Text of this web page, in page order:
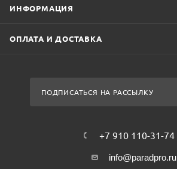
ИНФОРМАЦИЯ
ОПЛАТА И ДОСТАВКА
ПОДПИСАТЬСЯ НА РАССЫЛКУ
+7 910 110-31-74
info@paradpro.ru